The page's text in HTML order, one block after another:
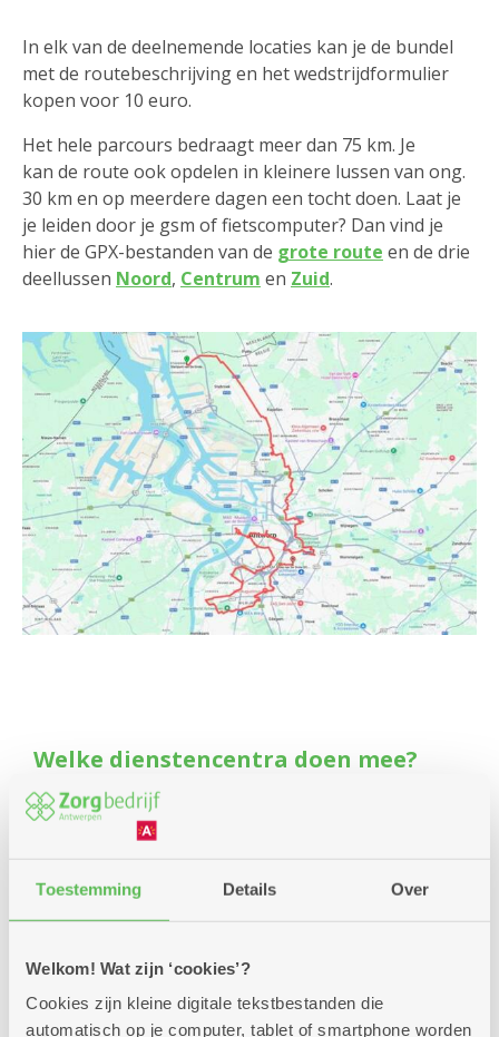
Toestemming Details Over
Welkom! Wat zijn ‘cookies’?
Cookies zijn kleine digitale tekstbestanden die
automatisch op je computer, tablet of smartphone worden
In elk van de deelnemende locaties kan je de bundel
met de routebeschrijving en het wedstrijdformulier
kopen voor 10 euro.
Het hele parcours bedraagt meer dan 75 km. Je
kan de route ook opdelen in kleinere lussen van ong.
30 km en op meerdere dagen een tocht doen. Laat je
je leiden door je gsm of fietscomputer? Dan vind je
hier de GPX-bestanden van de grote route en de drie
deellussen Noord, Centrum en Zuid.
Welke dienstencentra doen mee?
’t Dokske
Blankenberg
Boeksveld
De Brem
De Boskes
De Fontein